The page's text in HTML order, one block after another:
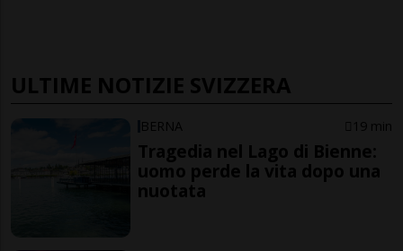
ULTIME NOTIZIE SVIZZERA
BERNA 19 min
Tragedia nel Lago di Bienne:
uomo perde la vita dopo una
nuotata